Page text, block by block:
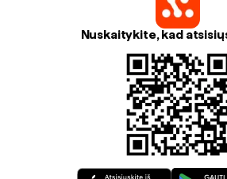
Nuskaitykite, kad